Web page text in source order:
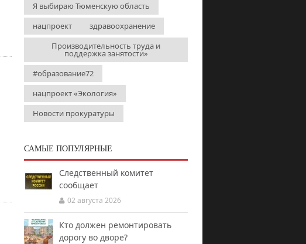
Я выбираю Тюменскую область
нацпроект
здравоохранение
Производительность труда и
поддержка занятости»
#образование72
нацпроект «Экология»
Новости прокуратуры
САМЫЕ ПОПУЛЯРНЫЕ
Следственный комитет
сообщает
02 августа 2026
Кто должен ремонтировать
дорогу во дворе?